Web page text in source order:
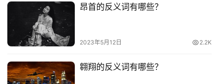
昂首的反义词有哪些？
2023年5月12日 2.2K
翱翔的反义词有哪些？